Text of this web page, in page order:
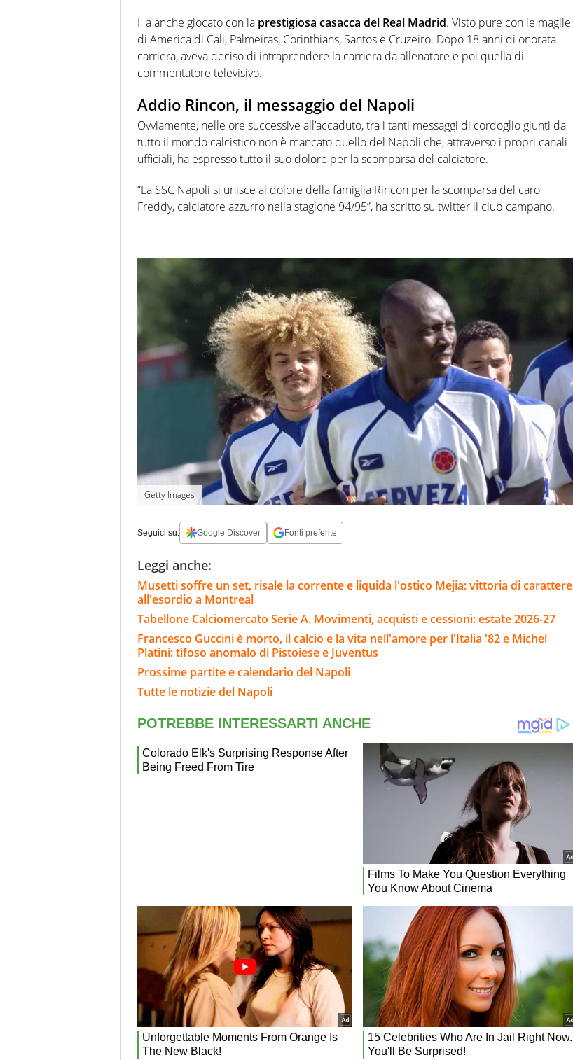
Ha anche giocato con la prestigiosa casacca del Real Madrid. Visto pure con le maglie
di America di Cali, Palmeiras, Corinthians, Santos e Cruzeiro. Dopo 18 anni di onorata
carriera, aveva deciso di intraprendere la carriera da allenatore e poi quella di
commentatore televisivo.
Addio Rincon, il messaggio del Napoli
Ovviamente, nelle ore successive all’accaduto, tra i tanti messaggi di cordoglio giunti da
tutto il mondo calcistico non è mancato quello del Napoli che, attraverso i propri canali
ufficiali, ha espresso tutto il suo dolore per la scomparsa del calciatore.
“La SSC Napoli si unisce al dolore della famiglia Rincon per la scomparsa del caro
Freddy, calciatore azzurro nella stagione 94/95”, ha scritto su twitter il club campano.
Getty Images
Seguici su: Google Discover Fonti preferite
Leggi anche:
Musetti soffre un set, risale la corrente e liquida l'ostico Mejia: vittoria di carattere
all'esordio a Montreal
Tabellone Calciomercato Serie A. Movimenti, acquisti e cessioni: estate 2026-27
Francesco Guccini è morto, il calcio e la vita nell'amore per l'Italia '82 e Michel
Platini: tifoso anomalo di Pistoiese e Juventus
Prossime partite e calendario del Napoli
Tutte le notizie del Napoli